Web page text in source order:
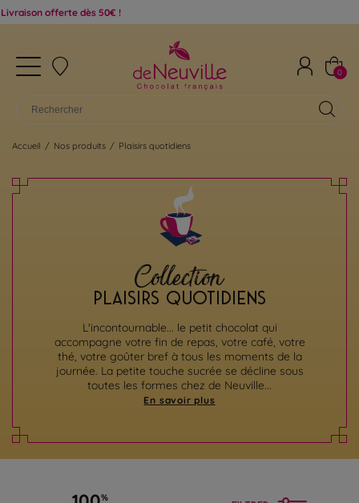
dès 50€ !
0
Accueil / Nos produits / Plaisirs quotidiens
Collection
PLAISIRS QUOTIDIENS
L'incontournable... le petit chocolat qui
accompagne votre fin de repas, votre café, votre
thé, votre goûter bref à tous les moments de la
journée. La petite touche sucrée se décline sous
toutes les formes chez de Neuville...
En savoir plus
%